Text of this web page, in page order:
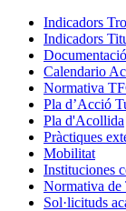
Indicadors
Indicadors
Calendario
Normativa
Pla d’Acció
Pla d'Acollida
Pràctiques
Mobilitat
Instituciones
Normativa de
Sol·licituds